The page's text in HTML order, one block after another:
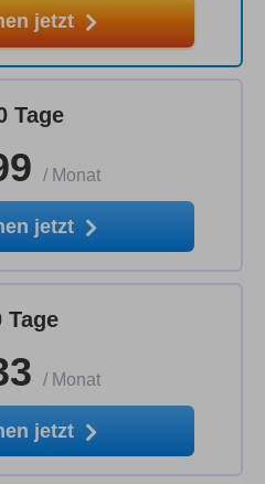
jetzt
Tage
/ Monat
jetzt
Tage
/ Monat
jetzt